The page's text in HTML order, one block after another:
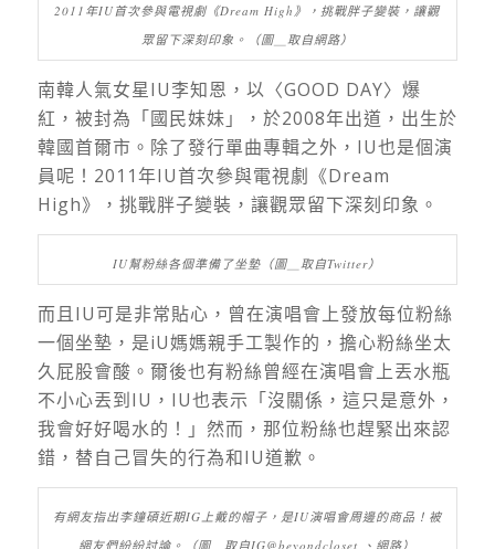
2011年IU首次參與電視劇《Dream High》，挑戰胖子變裝，讓觀
眾留下深刻印象。（圖＿取自網路）
南韓人氣女星IU李知恩，以〈GOOD DAY〉爆
紅，被封為「國民妹妹」，於2008年出道，出生於
韓國首爾市。除了發行單曲專輯之外，IU也是個演
員呢！2011年IU首次參與電視劇《Dream
High》，挑戰胖子變裝，讓觀眾留下深刻印象。
IU幫粉絲各個準備了坐墊（圖＿取自Twitter）
而且IU可是非常貼心，曾在演唱會上發放每位粉絲
一個坐墊，是iU媽媽親手工製作的，擔心粉絲坐太
久屁股會酸。爾後也有粉絲曾經在演唱會上丟水瓶
不小心丟到IU，IU也表示「沒關係，這只是意外，
我會好好喝水的！」然而，那位粉絲也趕緊出來認
錯，替自己冒失的行為和IU道歉。
有網友指出李鐘碩近期IG上戴的帽子，是IU演唱會周邊的商品！被
網友們紛紛討論。（圖＿取自IG@beyondcloset 、網路）